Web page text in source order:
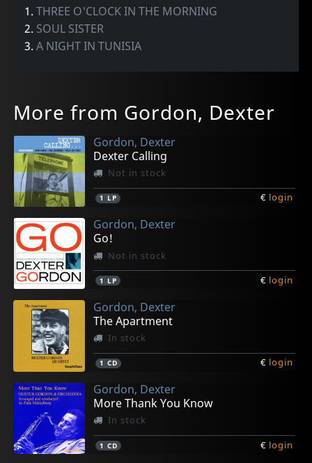
1.THREE O'CLOCK IN THE MORNING
2. SOUL SISTER
3.A NIGHT IN TUNISIA
More from Gordon, Dexter
Gordon, Dexter
Dexter Calling
Not in stock
1 LP € login
Gordon, Dexter
Go!
Not in stock
1 LP € login
Gordon, Dexter
The Apartment
In stock
1 CD € login
Gordon, Dexter
More Thank You Know
In stock
1 CD € login